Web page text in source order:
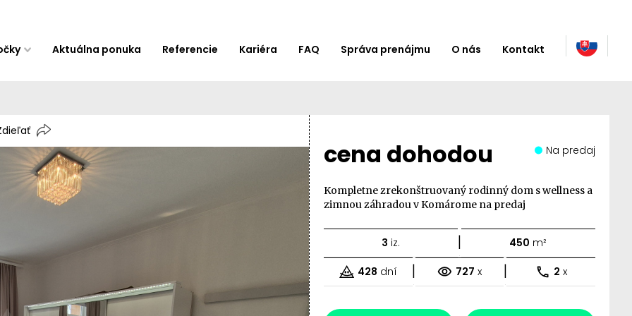
Aktuálna ponuka Referencie Kariéra FAQ Správa prenájmu O nás Kontakt
cena dohodou Na predaj
Kompletne zrekonštruovaný rodinný dom s wellness a
zimnou záhradou v Komárome na predaj
3 iz. | 450 m²
428 dní | 727 x | 2 x